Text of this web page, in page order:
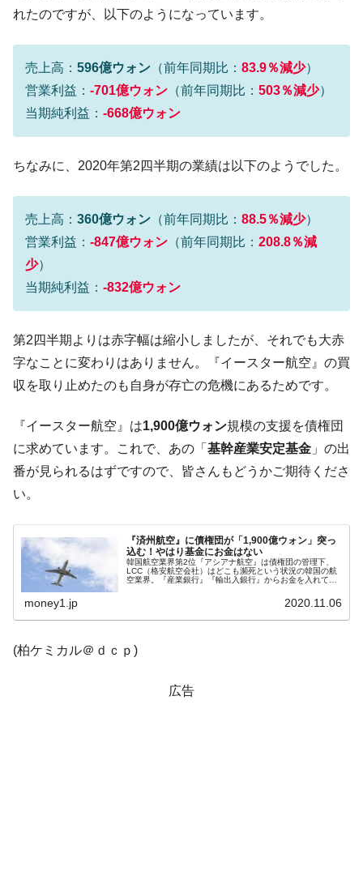
『Money1』
韓国は「中国と同じく」投資に不適格な国
す」⇒「金を経由するドル入手」手段ではないのか？
『Money1』
韓国･外為取引量「1日当たり1,214.4億ド
ル」まで拡大 ⇒ 海外資金の動きに強く左右される状態
い「50.5％」に上昇
断
『Money1』
韓国･警察職員が「丸刈りになって抗議活
動」
『Money1』
中国だけが鉄鋼輸出を異常増加させる ⇒ 中
国の過剰生産が世界を蝕む。
『Money1』
韓国製造業「半導体絶好調」のウラで他業
種は全般的「不調」⇒ PSIが示す現況は決して良くない。
『Money1』
【米韓激突案件】韓国消費者院が『クーパ
『Money1』 韓国で猛暑。南東部では干ばつ
『Money1』
韓国型イージス搭載の次世代駆逐艦
「KDDX」1番艦、2032年竣工と公示
『Money1』
『Money1』
韓国政府『BYD』車への補助金を全廃 ⇒ 実
は韓国で『BYD』車は売れている。6カ月で対前年同期比
1.9倍！
『Money1』
在韓米国大使スティールが着韓！⇒ さっそ
ドを掲げる「在韓反米勢力」
ータセンター整備」⇒ だから無理だってば。
れたのですが、以下のようになっています。
売上高： 596億ウォン （前年同期比： 83.9％減少）
営業利益： -701億ウォン （前年同期比： 503％減少）
当期純利益： -668億ウォン
ちなみに、2020年第2四半期の業績は以下のようでした。
売上高： 360億ウォン （前年同期比： 88.5％減少）
営業利益： -847億ウォン （前年同期比： 208.8％減
少）
当期純利益： -832億ウォン
第2四半期よりは赤字幅は縮小しましたが、それでも大赤
字なことに変わりはありません。『イースター航空』の買
収を取り止めたのも自身が存亡の危機にあるためです。
『イースター航空』は1,900億ウォン規模の支援を債権団
に求めています。これで、あの「 基幹産業安定基金 」の出
番が見られるはずですので、皆さんもどうかご期待くださ
い。
『済州航空』に債権団が「1,900億ウォン」突っ
込む！やはり基金にお金はない
韓国航空業界第2位『アシアナ航空』は債権団の管理下、
LCC（格安航空会社）はどこも瀕死という状況の韓国の航
空業界。『産業銀行』『輸出入銀行』からお金を入れても
money1.jp 2020.11.06
(柏ケミカル＠ｄｃｐ)
広告